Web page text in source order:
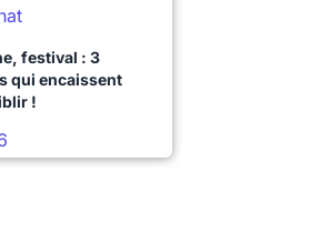
festival : 3
qui encaissent
!